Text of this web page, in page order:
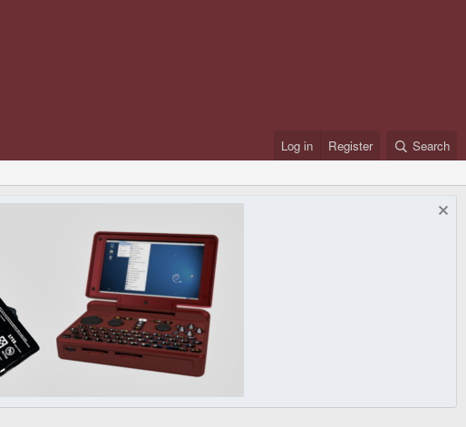
Log in Register Search